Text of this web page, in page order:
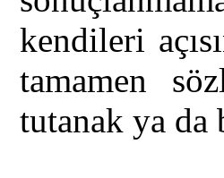
kendileri
tamamen
tutanak ya da